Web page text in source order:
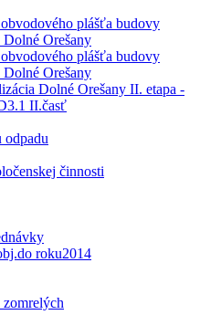
plášťa budovy
Orešany
plášťa budovy
Orešany
Dolné Orešany II. etapa -
II.časť
odpadu
činnosti
roku2014
zomrelých